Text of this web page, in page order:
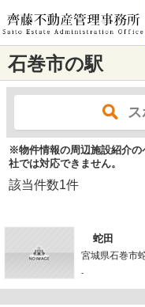
石巻市の駅
※物件情報の周辺施設紹介の
社では対応できません。
該当件数1件
蛇田
宮城県石巻市
-